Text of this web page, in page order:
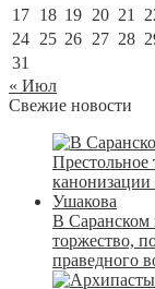
17 18 19 20 21
24 25 26 27 28
31
« Июл
Свежие новости
В Саранском
торжество,
праведного